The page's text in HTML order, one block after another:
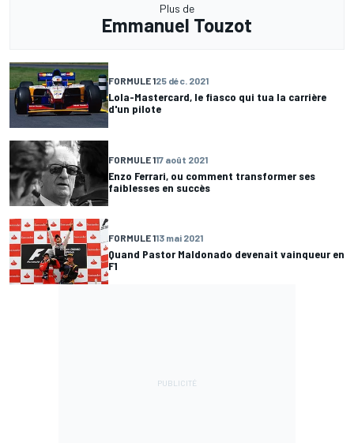
Plus de
Emmanuel Touzot
FORMULE 125 déc. 2021
Lola-Mastercard, le fiasco qui tua la carrière
d'un pilote
FORMULE 117 août 2021
Enzo Ferrari, ou comment transformer ses
faiblesses en succès
FORMULE 113 mai 2021
Quand Pastor Maldonado devenait vainqueur en
F1